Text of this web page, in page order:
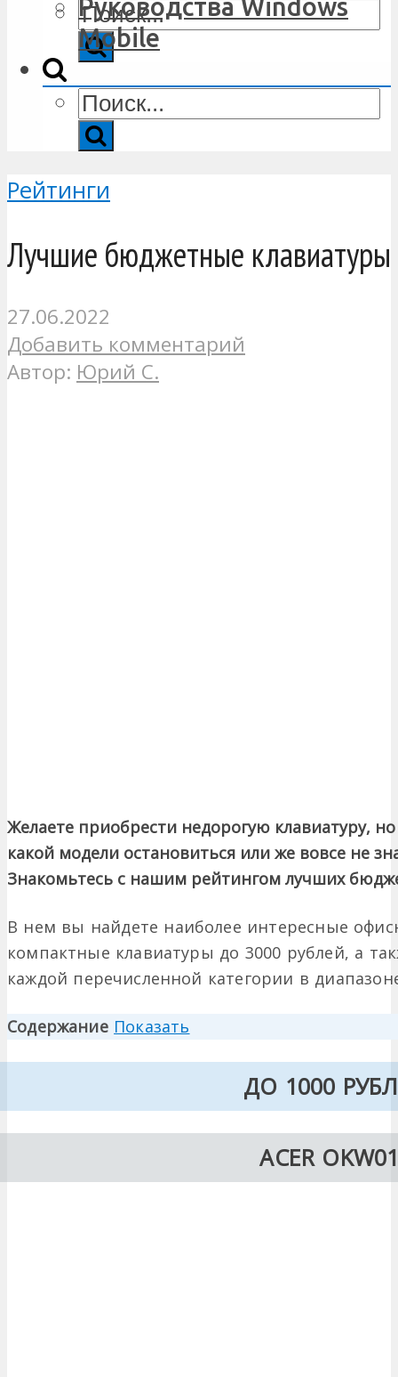
Руководства Windows
Mobile
Рейтинги
Лучшие бюджетные клавиатуры
27.06.2022
Добавить комментарий
Автор: Юрий С.
Желаете приобрести недорогую клавиатуру,
какой модели остановиться или же вовсе не
Знакомьтесь с нашим рейтингом лучших
В нем вы найдете наиболее интересные
компактные клавиатуры до 3000 рублей, а
каждой перечисленной категории в
Содержание Показать
ДО 1000
ACER